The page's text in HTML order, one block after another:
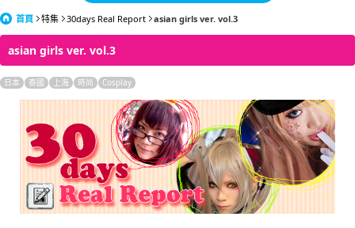
日本語
繁體中文
English
ภาษาไทย
tiéng Viêt
首頁 特集 30days Real Report asian girls ver. vol.3
asian girls ver. vol.3
日本 泰國 上海 時尚 Cosplay